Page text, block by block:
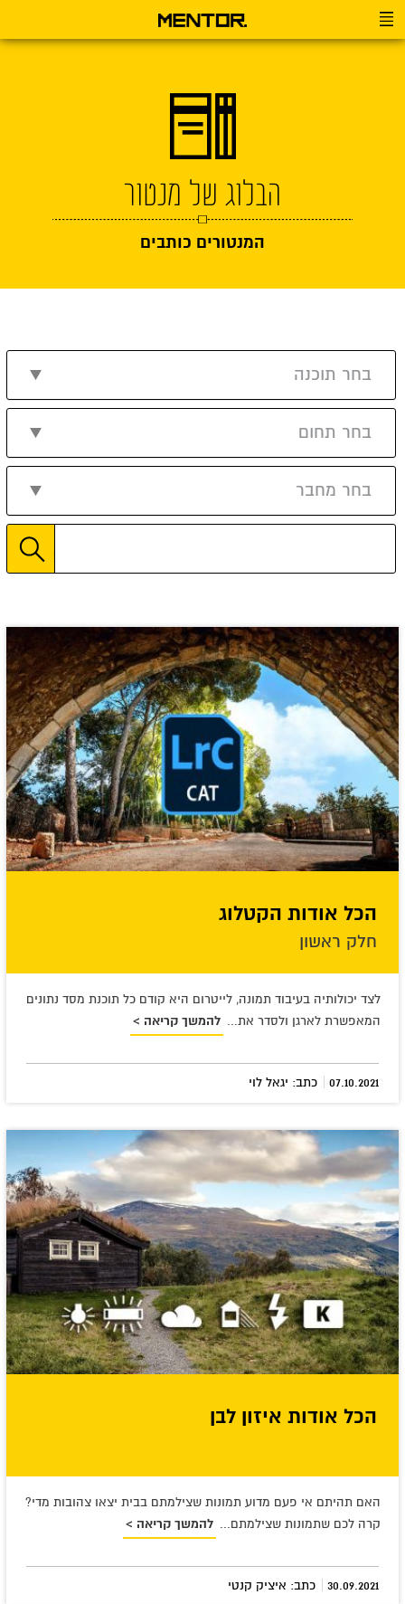
הבלוג של מנטור
המנטורים כותבים
בחר תוכנה
בחר תחום
בחר מחבר
הכל אודות הקטלוג
חלק ראשון
לצד יכולותיה בעיבוד תמונה, לייטרום היא קודם כל תוכנת מסד נתונים
המאפשרת לארגן ולסדר את... להמשך קריאה >
07.10.2021
| כתב: יגאל לוי
הכל אודות איזון לבן
האם תהיתם אי פעם מדוע תמונות שצילמתם בבית יצאו צהובות מדי?
קרה לכם שתמונות שצילמתם... להמשך קריאה >
30.09.2021
| כתב: איציק קנטי